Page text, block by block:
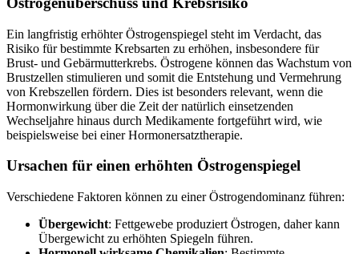
Ein langfristig erhöhter Östrogenspiegel steht im Verdacht, das
Risiko für bestimmte Krebsarten zu erhöhen, insbesondere für
Brust- und Gebärmutterkrebs. Östrogene können das Wachstum von
Brustzellen stimulieren und somit die Entstehung und Vermehrung
von Krebszellen fördern. Dies ist besonders relevant, wenn die
Hormonwirkung über die Zeit der natürlich einsetzenden
Wechseljahre hinaus durch Medikamente fortgeführt wird, wie
beispielsweise bei einer Hormonersatztherapie.
Ursachen für einen erhöhten Östrogenspiegel
Verschiedene Faktoren können zu einer Östrogendominanz führen:
Übergewicht: Fettgewebe produziert Östrogen, daher kann
Übergewicht zu erhöhten Spiegeln führen.